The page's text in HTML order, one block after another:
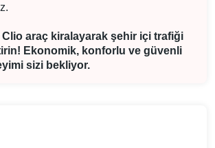
araç kiralayarak şehir içi trafiği
Ekonomik, konforlu ve güvenli
sizi bekliyor.